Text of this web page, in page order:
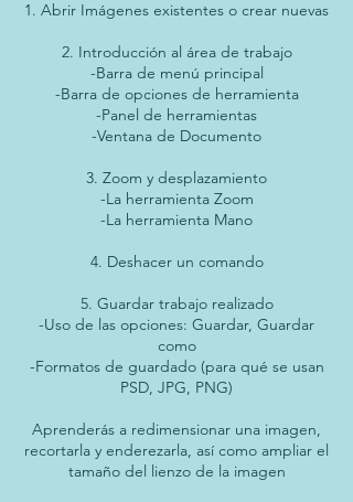
1. Abrir Imágenes existentes o crear nuevas
2. Introducción al área de trabajo
-Barra de menú principal
-Barra de opciones de herramienta
-Panel de herramientas
-Ventana de Documento
3. Zoom y desplazamiento
-La herramienta Zoom
-La herramienta Mano
4. Deshacer un comando
5. Guardar trabajo realizado
-Uso de las opciones: Guardar, Guardar
como
-Formatos de guardado (para qué se usan
PSD, JPG, PNG)
Aprenderás a redimensionar una imagen,
recortarla y enderezarla, así como ampliar el
tamaño del lienzo de la imagen